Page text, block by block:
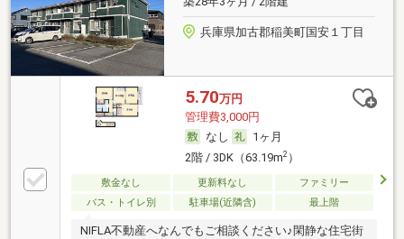
兵庫県加古郡稲美町国安１丁目
5.70万円
管理費3,000円
なし
1ヶ月
2階 / 3DK（63.19m2）
敷金なし 更新料なし
ファミリー
バス・トイレ別
駐車場(近隣含) 最上階
NIFLA不動産へなんでもご相談ください♪閑静な住宅街